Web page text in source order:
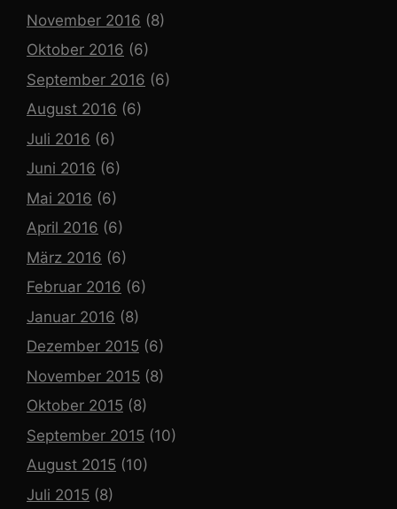
November 2016 (8)
Oktober 2016 (6)
September 2016 (6)
August 2016 (6)
Juli 2016 (6)
Juni 2016 (6)
Mai 2016 (6)
April 2016 (6)
März 2016 (6)
Februar 2016 (6)
Januar 2016 (8)
Dezember 2015 (6)
November 2015 (8)
Oktober 2015 (8)
September 2015 (10)
August 2015 (10)
Juli 2015 (8)